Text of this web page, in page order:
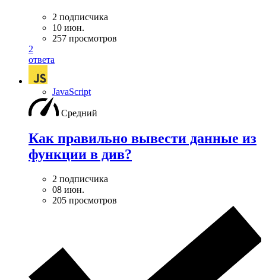
2 подписчика
10 июн.
257 просмотров
2
ответа
JavaScript
Средний
Как правильно вывести данные из
функции в див?
2 подписчика
08 июн.
205 просмотров